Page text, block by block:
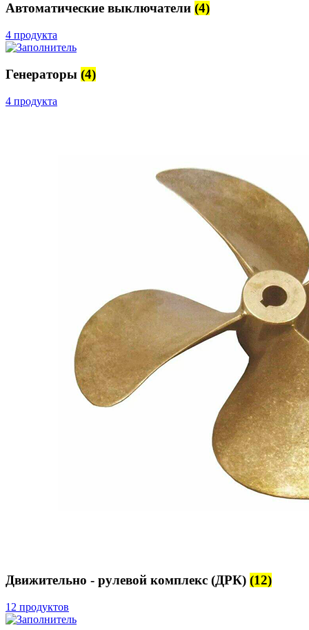
Автоматические выключатели (4)
4 продукта
Генераторы (4)
4 продукта
Движительно - рулевой комплекс (ДРК) (12)
12 продуктов